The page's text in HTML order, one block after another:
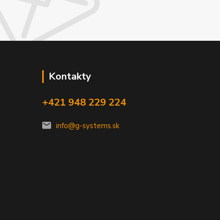
Kontakty
+421 948 229 224
info@g-systems.sk